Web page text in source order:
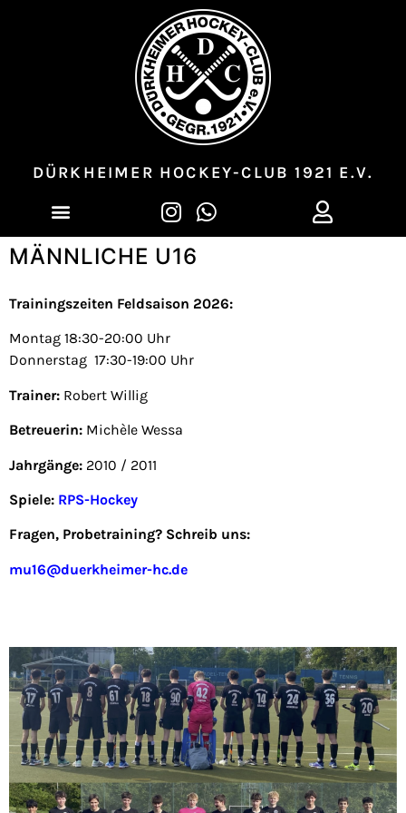
DÜRKHEIMER HOCKEY-CLUB 1921 E.V.
MÄNNLICHE U16
Trainingszeiten Feldsaison 2026:
Montag 18:30-20:00 Uhr
Donnerstag 17:30-19:00 Uhr
Trainer: Robert Willig
Betreuerin: Michèle Wessa
Jahrgänge: 2010 / 2011
Spiele: RPS-Hockey
Fragen, Probetraining? Schreib uns:
mu16@duerkheimer-hc.de